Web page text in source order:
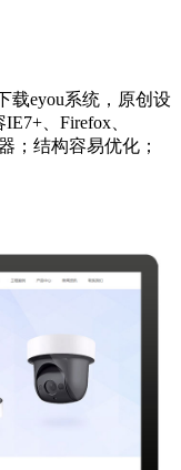
载eyou系统，原创设
、Firefox、
；结构容易优化；